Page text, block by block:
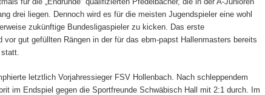
drei liegen. Dennoch wird es für die meisten Jugendspieler eine wohl
zukünftige Bundesligaspieler zu kicken. Das erste
gut gefüllten Rängen in der für das ebm-papst Hallenmasters bereits
statt.
letztlich Vorjahressieger FSV Hollenbach. Nach schleppendem
im Endspiel gegen die Sportfreunde Schwäbisch Hall mit 2:1 durch. Im